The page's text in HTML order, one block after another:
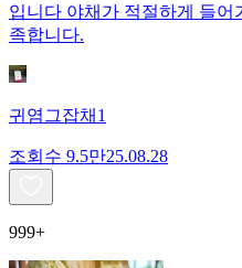
입니다 야채가 적절하게 들
족합니다.
귀염그잡채1
조회수 9.5만25.08.28
999+